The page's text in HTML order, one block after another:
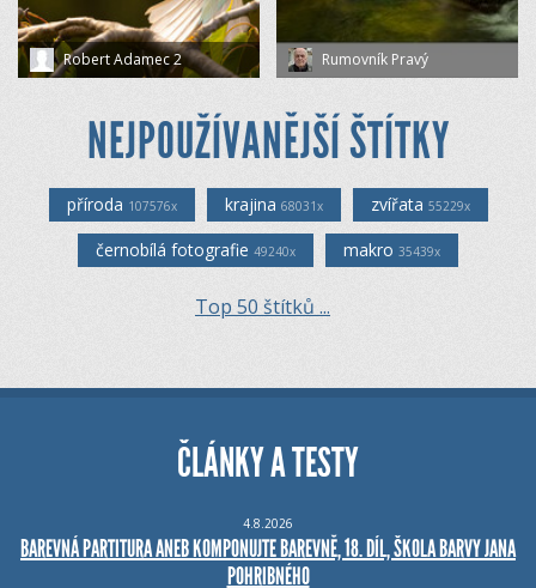
Robert Adamec 2 Rumovník Pravý
NEJPOUŽÍVANĚJŠÍ ŠTÍTKY
příroda 107576x krajina 68031x zvířata 55229x
černobílá fotografie 49240x makro 35439x
Top 50 štítků ...
ČLÁNKY A TESTY
4.8.2026
BAREVNÁ PARTITURA ANEB KOMPONUJTE BAREVNĚ, 18. DÍL, ŠKOLA BARVY JANA
POHRIBNÉHO